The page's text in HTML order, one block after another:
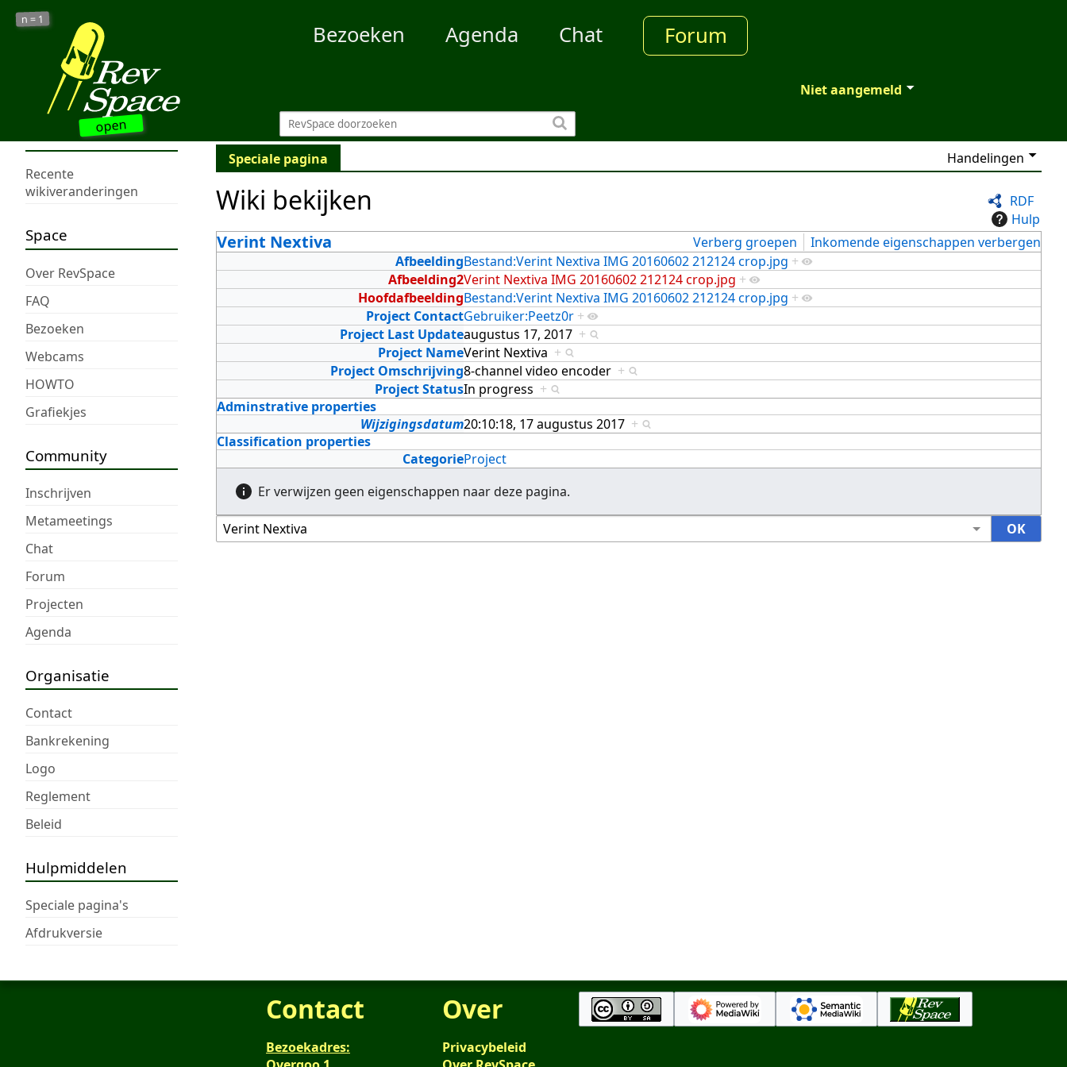
open
n = 1
Bezoeken Agenda Chat Forum
Niet aangemeld
Recente
wikiveranderingen
Space
Over RevSpace
FAQ
Bezoeken
Webcams
HOWTO
Grafiekjes
Community
Inschrijven
Metameetings
Chat
Forum
Projecten
Agenda
Organisatie
Contact
Bankrekening
Logo
Reglement
Beleid
Hulpmiddelen
Speciale pagina's
Afdrukversie
Speciale pagina Handelingen
RDF
Hulp
Wiki bekijken
Verint Nextiva Verberg groepen
Inkomende eigenschappen verbergen
AfbeeldingBestand:Verint Nextiva IMG 20160602 212124 crop.jpg +
Afbeelding2Verint Nextiva IMG 20160602 212124 crop.jpg +
HoofdafbeeldingBestand:Verint Nextiva IMG 20160602 212124 crop.jpg +
Project ContactGebruiker:Peetz0r +
Project Last Updateaugustus 17, 2017 +
Project NameVerint Nextiva +
Project Omschrijving8-channel video encoder +
Project StatusIn progress +
Adminstrative properties
Wijzigingsdatum20:10:18, 17 augustus 2017 +
Classification properties
CategorieProject
Er verwijzen geen eigenschappen naar deze pagina.
Contact
Bezoekadres:
Over
Privacybeleid